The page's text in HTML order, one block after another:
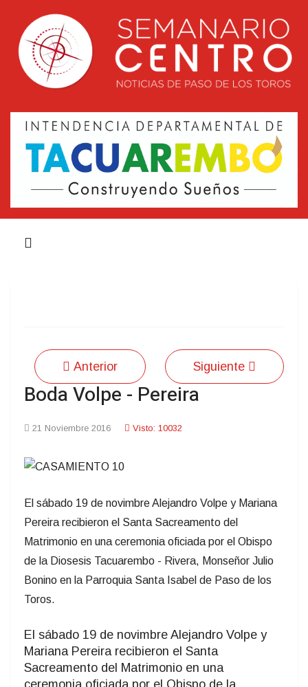
Anterior Siguiente
Boda Volpe - Pereira
21 Noviembre 2016 Visto: 10032
El sábado 19 de novimbre Alejandro Volpe y Mariana
Pereira recibieron el Santa Sacreamento del
Matrimonio en una ceremonia oficiada por el Obispo
de la Diosesis Tacuarembo - Rivera, Monseñor Julio
Bonino en la Parroquia Santa Isabel de Paso de los
Toros.
El sábado 19 de novimbre Alejandro Volpe y
Mariana Pereira recibieron el Santa
Sacreamento del Matrimonio en una